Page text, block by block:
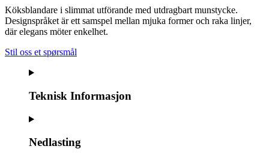
Köksblandare i slimmat utförande med utdragbart munstycke.
Designspråket är ett samspel mellan mjuka former och raka linjer,
där elegans möter enkelhet.
Stil oss et spørsmål
Teknisk Informasjon
Nedlasting